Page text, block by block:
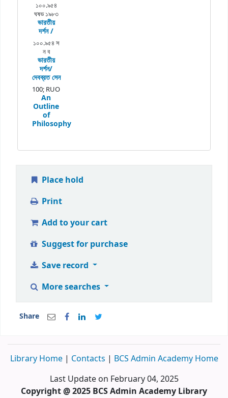
১০০.৯৫৪
ঘষভ ১৯৮৩
ভারতীয়
দর্শন /
১০০.৯৫৪ স
ন ব
ভারতীয়
দর্শন/
দেবব্রত সেন
100; RUO
An
Outline
of
Philosophy
Place hold
Print
Add to your cart
Suggest for purchase
Save record
More searches
Share
Library Home | Contacts | BCS Admin Academy Home
Last Update on February 04, 2025
Copyright @ 2025 BCS Admin Academy Library